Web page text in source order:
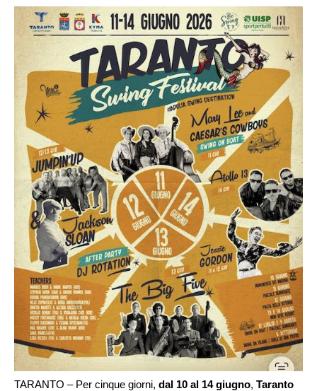
TARANTO – Per cinque giorni, dal 10 al 14 giugno, Taranto